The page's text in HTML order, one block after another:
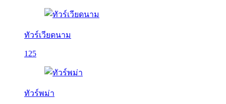
ทัวร์เวียดนาม
125
ทัวร์พม่า